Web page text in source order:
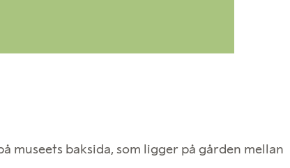
baksida, som ligger på gården mellan